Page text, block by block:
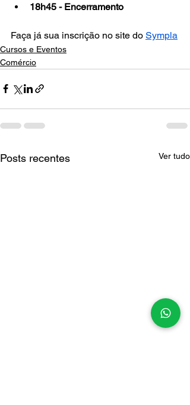
18h45 - Encerramento
Faça já sua inscrição no site do Sympla
Cursos e Eventos
Comércio
Posts recentes Ver tudo